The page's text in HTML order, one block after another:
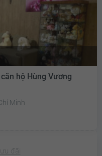
hộ Hùng Vương
Minh
ưu đãi